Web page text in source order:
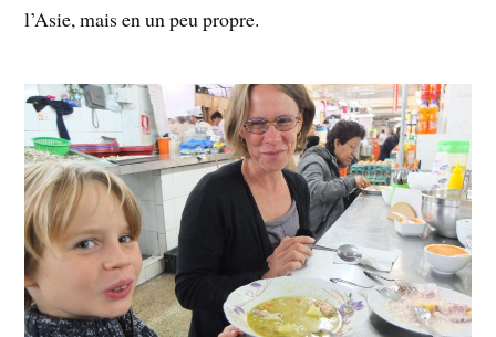
l’Asie, mais en un peu propre.